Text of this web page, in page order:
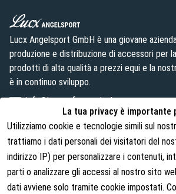
La tua privacy è importante
Utilizziamo cookie e tecnologie simili sul
trattiamo i dati personali dei visitatori del
indirizzo IP) per personalizzare i contenuti,
parti o analizzare gli accessi al nostro sito
dati avviene solo tramite cookie impostati.
Lucx Angelsport GmbH è una giovane
produzione e distribuzione di accessori per
prodotti di alta qualità a prezzi equi e la
è in continuo sviluppo.
info@lust-aufs-angeln.de
Note legali
Termini e condizioni
Chi
Chi siamo